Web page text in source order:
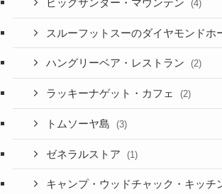
ビッグサンダー・マウンテン (4)
スルーフットスーのダイヤモンドホ
ハングリーベア・レストラン (2)
ラッキーナゲット・カフェ (2)
トムソーヤ島 (3)
ゼネラルストア (1)
キャンプ・ウッドチャック・キッチ